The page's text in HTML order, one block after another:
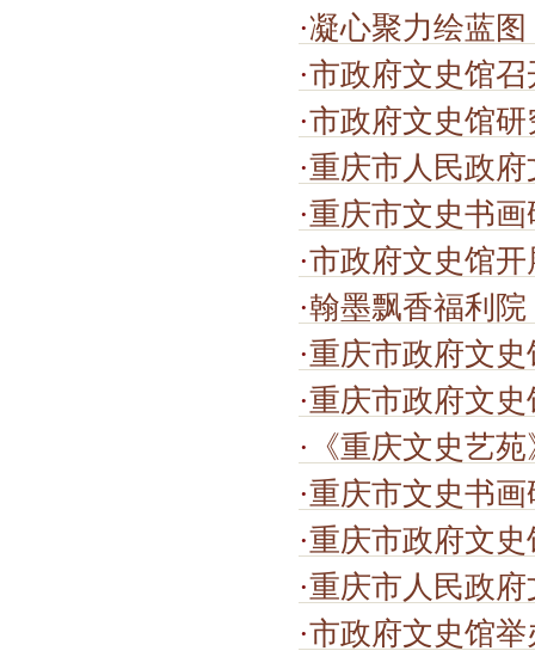
·凝心聚力绘蓝
·市政府文史馆召开2026
·市政府文史馆研究
·重庆市人民政
·重庆市文史书画研究会聂晖
·市政府文史馆
·翰墨飘香福利
·重庆市政府文
·重庆市政府文史
· 《重庆文史艺苑
·重庆市文史书
·重庆市政府文
·重庆市人民政
·市政府文史馆